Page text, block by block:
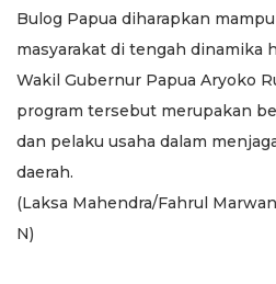
Bulog Papua diharapkan
masyarakat di tengah dinamika
Wakil Gubernur Papua Aryoko
program tersebut merupakan
dan pelaku usaha dalam
daerah.
(Laksa Mahendra/Fahrul
N)